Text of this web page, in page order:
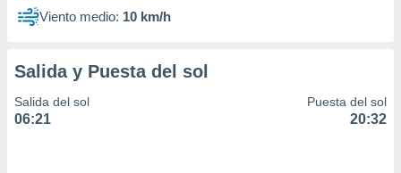
1199
Viento medio: 10 km/h
Salida y Puesta del sol
Salida del sol
06:21
Puesta del sol
20:32